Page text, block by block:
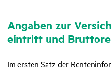
Angaben zur
ein­tritt und
Im ersten Satz der